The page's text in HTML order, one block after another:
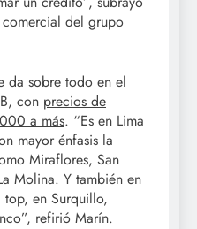
del grupo
da sobre todo en el
con precios de
a más. “Es en Lima
mayor énfasis la
Miraflores, San
Molina. Y también en
top, en Surquillo,
refirió Marín.